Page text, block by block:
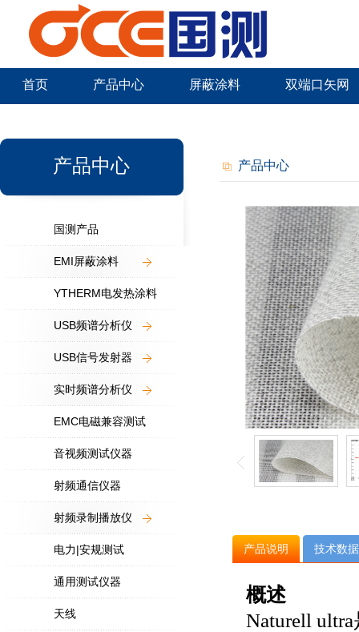
首页 产品中心 屏蔽涂料 双端口矢网
产品中心
国测产品
EMI屏蔽涂料
YTHERM电发热涂料
USB频谱分析仪
USB信号发射器
实时频谱分析仪
EMC电磁兼容测试
音视频测试仪器
射频通信仪器
射频录制播放仪
电力|安规测试
通用测试仪器
天线
产品中心
产品说明 技术数据
概述
Naturell